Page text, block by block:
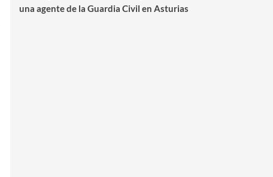
una agente de la Guardia Civil en Asturias